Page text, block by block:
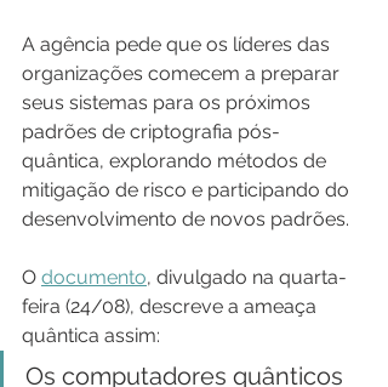
A agência pede que os líderes das
organizações comecem a preparar
seus sistemas para os próximos
padrões de criptografia pós-
quântica, explorando métodos de
mitigação de risco e participando do
desenvolvimento de novos padrões.
O documento, divulgado na quarta-
feira (24/08), descreve a ameaça
quântica assim:
Os computadores quânticos